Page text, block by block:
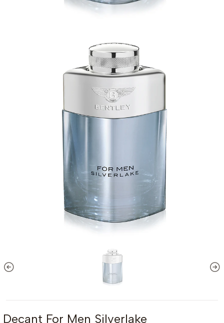
Decant For Men Silverlake